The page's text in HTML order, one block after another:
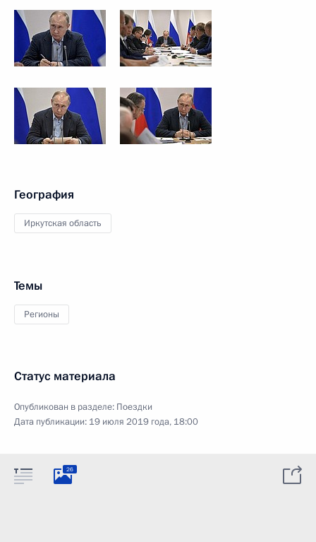
География
Иркутская область
Темы
Регионы
Статус материала
Опубликован в разделе: Поездки
Дата публикации: 19 июля 2019 года, 18:00
26